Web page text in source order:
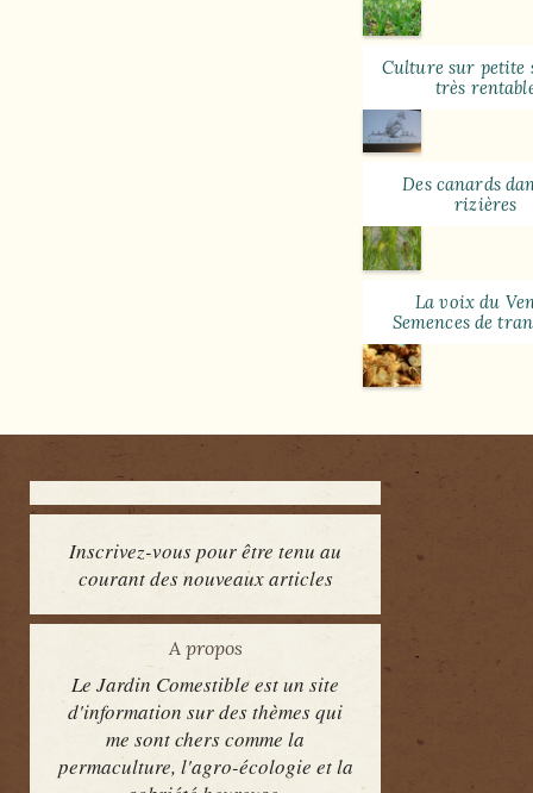
Culture sur petite
très
Des canards
rizières
La voix du
Semences de
Inscrivez-vous pour être tenu au
courant des nouveaux articles
A propos
Le Jardin Comestible est un site
d'information sur des thèmes qui
me sont chers comme la
permaculture, l'agro-écologie et la